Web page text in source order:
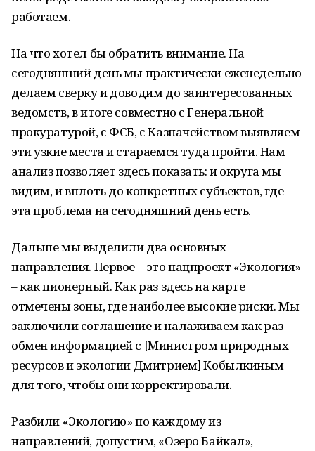
работаем.
На что хотел бы обратить внимание. На
сегодняшний день мы практически еженедельно
делаем сверку и доводим до заинтересованных
ведомств, в итоге совместно с Генеральной
прокуратурой, с ФСБ, с Казначейством выявляем
эти узкие места и стараемся туда пройти. Нам
анализ позволяет здесь показать: и округа мы
видим, и вплоть до конкретных субъектов, где
эта проблема на сегодняшний день есть.
Дальше мы выделили два основных
направления. Первое – это нацпроект «Экология»
– как пионерный. Как раз здесь на карте
отмечены зоны, где наиболее высокие риски. Мы
заключили соглашение и налаживаем как раз
обмен информацией с [Министром природных
ресурсов и экологии Дмитрием] Кобылкиным
для того, чтобы они корректировали.
Разбили «Экологию» по каждому из
направлений, допустим, «Озеро Байкал»,